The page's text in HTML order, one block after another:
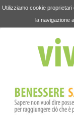
Utilizziamo cookie
la navigazione